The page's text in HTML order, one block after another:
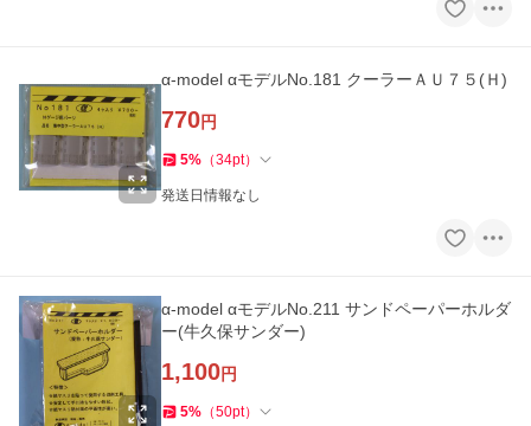
α-model αモデルNo.181 クーラーＡＵ７５(Ｈ)
770円
5% （34pt）
発送日情報なし
α-model αモデルNo.211 サンドペーパーホルダ
ー(牛久保サンダー)
1,100円
5% （50pt）